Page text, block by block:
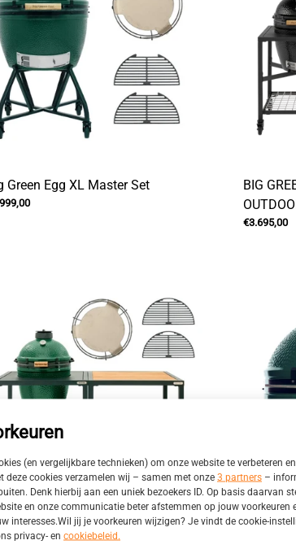
(en vergelijkbare technieken) om onze website te verbeteren
deze cookies verzamelen wij – samen met onze 3 partners –
Denk hierbij aan een uniek bezoekers ID. Op basis daarvan
en onze communicatie beter afstemmen op jouw voorkeuren
interesses.Wil jij je voorkeuren wijzigen? Je vindt de cookie-
privacy- en cookiebeleid.
Green Egg XL Master Set
BIG
€3.695,00
Green Egg Medium Outdoor